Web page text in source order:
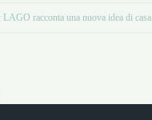
racconta una nuova idea di casa